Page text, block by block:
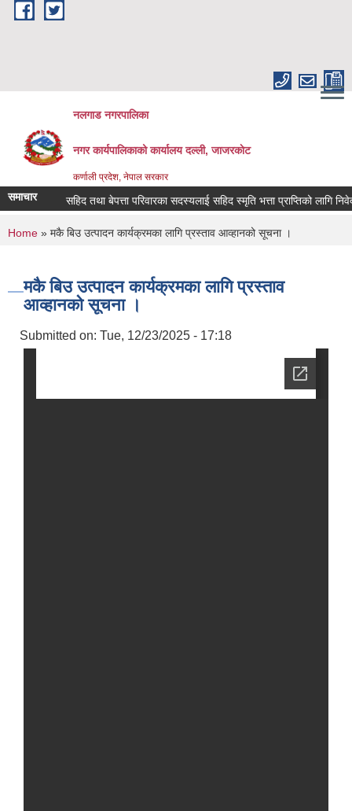
Skip to main content
नलगाड नगरपालिका
नगर कार्यपालिकाको कार्यालय दल्ली, जाजरकाेट
कर्णाली प्रदेश, नेपाल सरकार
समाचार सहिद तथा बेपत्ता परिवारका सदस्यलाई सहिद स्मृति भत्ता प्राप्तिको लागि निवेदन
You are here
Home » मकै बिउ उत्पादन कार्यक्रमका लागि प्रस्ताव आव्हानको सूचना ।
मकै बिउ उत्पादन कार्यक्रमका लागि प्रस्ताव
आव्हानको सूचना ।
Submitted on: Tue, 12/23/2025 - 17:18